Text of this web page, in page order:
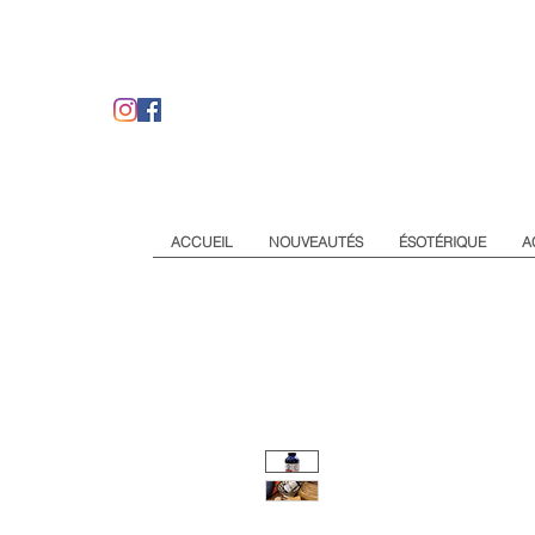
ACCUEIL NOUVEAUTÉS ÉSOTÉRIQUE